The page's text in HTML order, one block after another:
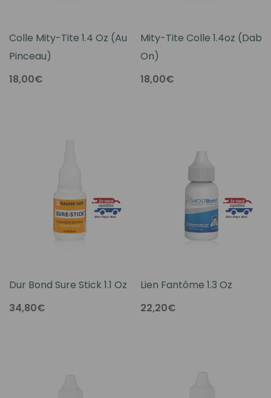
Colle Mity-Tite 1.4 Oz (au
Pinceau)
18,00€
Mity-Tite Colle 1.4oz (Dab
On)
18,00€
Dur Bond Sure Stick 1.1 Oz
34,80€
Lien Fantôme 1.3 Oz
22,20€